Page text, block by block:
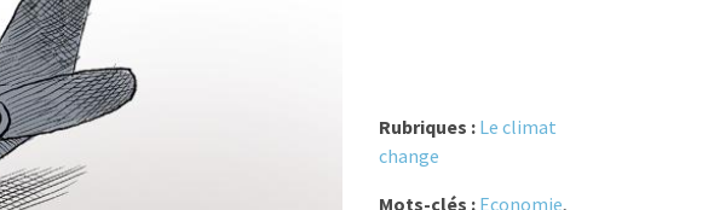
Rubriques : Le climat
change
Mots-clés : Economie,